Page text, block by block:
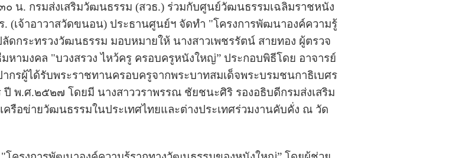
น. กรมส่งเสริมวัฒนธรรม (สวธ.) ร่วมกับศูนย์วัฒนธรรมเฉลิมราชหนัง
เจ้าอาวาสวัดขนอน) ประธานศูนย์ฯ จัดทำ "โครงการพัฒนาองค์ความรู้
กระทรวงวัฒนธรรม มอบหมายให้ นางสาวเพชรรัตน์ สายทอง ผู้ตรวจ
หามงคล "บวงสรวง ไหว้ครู ครอบครูหนังใหญ่” ประกอบพิธีโดย อาจารย์
รผู้ได้รับพระราชทานครอบครูจากพระบาทสมเด็จพระบรมชนกาธิเบศร
พ.ศ.๒๕๒๗ โดยมี นางสาววราพรรณ ชัยชนะศิริ รองอธิบดีกรมส่งเสริม
อข่ายวัฒนธรรมในประเทศไทยและต่างประเทศร่วมงานคับคั่ง ณ วัด